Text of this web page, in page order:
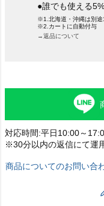
●誰でも使える
※1.北海道・沖縄は別
※2.カートに自動付与
→返品について
対応時間:平日10:00～
※30分以内の返信にて運
商品についてのお問い合